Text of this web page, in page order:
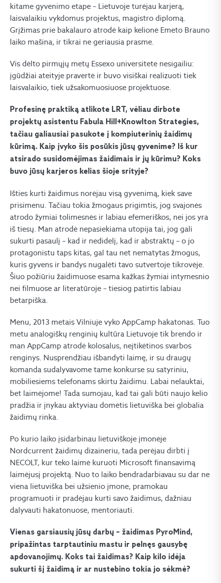
kitame gyvenimo etape – Lietuvoje turėjau karjerą,
laisvalaikiu vykdomus projektus, magistro diplomą.
Grįžimas prie bakalauro atrodė kaip kelionė Emeto Brauno
laiko mašina, ir tikrai ne geriausia prasme.
Vis dėlto pirmųjų metų Essexo universitete nesigailiu:
įgūdžiai ateityje pravertė ir buvo visiškai realizuoti tiek
laisvalaikio, tiek užsakomuosiuose projektuose.
Profesinę praktiką atlikote LRT, vėliau dirbote
projektų asistentu Fabula Hill+Knowlton Strategies,
tačiau galiausiai pasukote į kompiuterinių žaidimų
kūrimą. Kaip įvyko šis posūkis jūsų gyvenime? Iš kur
atsirado susidomėjimas žaidimais ir jų kūrimu? Koks
buvo jūsų karjeros kelias šioje srityje?
Išties kurti žaidimus norėjau visą gyvenimą, kiek save
prisimenu. Tačiau tokia žmogaus prigimtis, jog svajonės
atrodo žymiai tolimesnės ir labiau efemeriškos, nei jos yra
iš tiesų. Man atrodė nepasiekiama utopija tai, jog gali
sukurti pasaulį – kad ir nedidelį, kad ir abstraktų – o jo
protagonistu taps kitas, gal tau net nematytas žmogus,
kuris gyvens ir bandys nugalėti tavo sutvertoje tikrovėje.
Šiuo požiūriu žaidimuose esama kažkas žymiai intymesnio
nei filmuose ar literatūroje – tiesiog patirtis labiau
betarpiška.
Menu, 2013 metais Vilniuje vyko AppCamp hakatonas. Tuo
metu analogiškų renginių kultūra Lietuvoje tik brendo ir
man AppCamp atrodė kolosalus, neįtikėtinos svarbos
renginys. Nusprendžiau išbandyti laimę, ir su draugų
komanda sudalyvavome tame konkurse su satyriniu,
mobiliesiems telefonams skirtu žaidimu. Labai nelauktai,
bet laimėjome! Tada sumojau, kad tai gali būti naujo kelio
pradžia ir įnykau aktyviau domėtis lietuviška bei globalia
žaidimų rinka.
Po kurio laiko įsidarbinau lietuviškoje įmonėje
Nordcurrent žaidimų dizaineriu, tada perėjau dirbti į
NECOLT, kur teko laimė kuruoti Microsoft finansavimą
laimėjusį projektą. Nuo to laiko bendradarbiavau su dar ne
viena lietuviška bei užsienio įmone, pramokau
programuoti ir pradėjau kurti savo žaidimus, dažniau
dalyvauti hakatonuose, mentoriauti.
Vienas garsiausių jūsų darbų – žaidimas PyroMind,
pripažintas tarptautiniu mastu ir pelnęs gausybę
apdovanojimų. Koks tai žaidimas? Kaip kilo idėja
sukurti šį žaidimą ir ar nustebino tokia jo sėkmė?